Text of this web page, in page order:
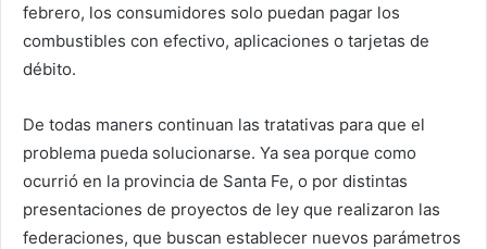
febrero, los consumidores solo puedan pagar los
combustibles con efectivo, aplicaciones o tarjetas de
débito.
De todas maners continuan las tratativas para que el
problema pueda solucionarse. Ya sea porque como
ocurrió en la provincia de Santa Fe, o por distintas
presentaciones de proyectos de ley que realizaron las
federaciones, que buscan establecer nuevos parámetros